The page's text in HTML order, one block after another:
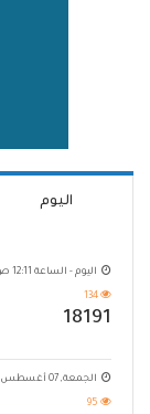
اليوم
اليوم - الساعة 12:11 ص
134
18191
الجمعة, 07 أغسطس 2026 - 02:25 ص
95